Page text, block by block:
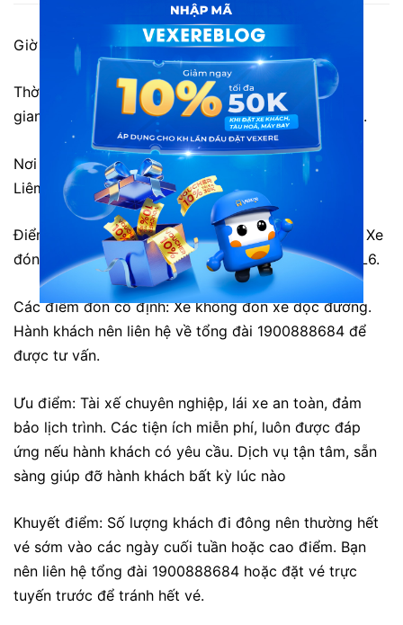
Giờ xuất phát: 14h45 và 21h hàng ngày.
Thời gian di chuyển khoảng 6h – 7h. Tuy nhiên thời
gian có thể chênh lệch tùy vào tình hình giao thông.
Nơi đi: Bến xe Mỹ Đình, số 20 Phạm Hùng, Nam Từ
Liêm, Hà Nội. Xe chưa hỗ trợ trung chuyển
Điểm đến:
Khách sạn Hương Sen và Bến xe Sơn La. Xe
đón trả hành khách tại một số điểm cố định trên QL6.
Các điểm đón cố định: Xe không đón xe dọc đường.
Hành khách nên liên hệ về tổng đài 1900888684 để
được tư vấn.
Ưu điểm: Tài xế chuyên nghiệp, lái xe an toàn, đảm
bảo lịch trình. Các tiện ích miễn phí, luôn được đáp
ứng nếu hành khách có yêu cầu. Dịch vụ tận tâm, sẵn
sàng giúp đỡ hành khách bất kỳ lúc nào
Khuyết điểm: Số lượng khách đi đông nên thường hết
vé sớm vào các ngày cuối tuần hoặc cao điểm. Bạn
nên liên hệ tổng đài 1900888684 hoặc đặt vé trực
tuyến trước để tránh hết vé.